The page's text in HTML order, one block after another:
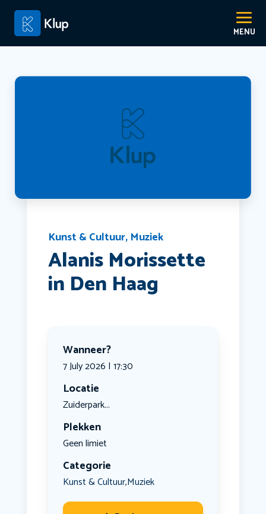
Kunst & Cultuur, Muziek
Alanis Morissette
in Den Haag
Wanneer?
7 July 2026 | 17:30
Locatie
Zuiderpark...
Plekken
Geen limiet
Categorie
Kunst & Cultuur,Muziek